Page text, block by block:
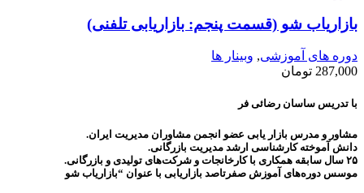
بازاریاب شو (قسمت پنجم: بازاریابی تلفنی)
دوره های آموزشی, وبینار ها
287,000 تومان
با تدریس ساسان رضائی فر
مشاور و مدرس بازار یابی عضو انجمن مشاوران مدیریت ایران.
دانش آموخته کارشناسی ارشد مدیریت بازرگانی.
۲۵ سال سابقه همکاری با کارخانجات و شرکت‌های تولیدی و بازرگانی.
موسس دوره‌های آموزش صفرتاصد بازاریابی با عنوان “بازاریاب شو